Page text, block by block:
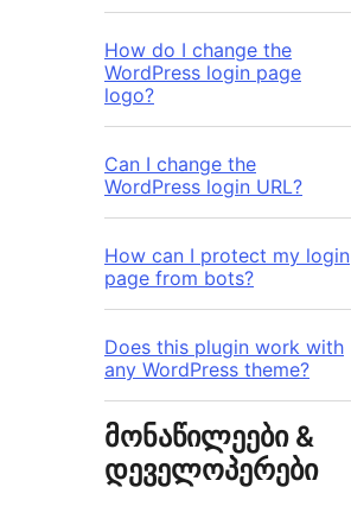
How do I change the
WordPress login page
logo?
Can I change the
WordPress login URL?
How can I protect my login
page from bots?
Does this plugin work with
any WordPress theme?
მონაწილეები &
დეველოპერები